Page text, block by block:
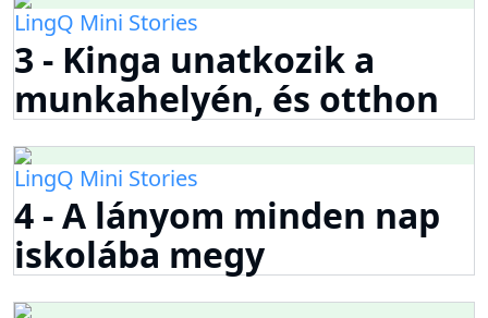
LingQ Mini Stories
3 - Kinga unatkozik a
munkahelyén, és otthon
LingQ Mini Stories
4 - A lányom minden nap
iskolába megy